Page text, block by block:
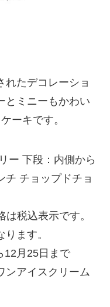
れたデコレーショ
とミニーもかわい
ーキです。
ー 下段：内側から
チ チョップドチョ
税込表示です。
ます。
月25日まで
アイスクリーム